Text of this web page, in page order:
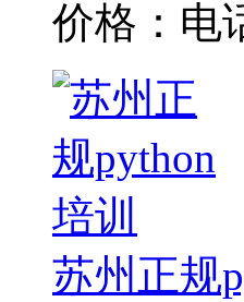
价格：电
苏州正规